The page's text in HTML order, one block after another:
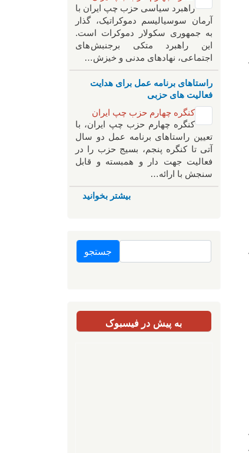
راهبرد سياسی حزب چپ ایران با
آرمان سوسیالیسم دموکراتیک، گذار
به جمهوری سکولار دموکرات است.
این راهبرد متکی برجنبش های
اجتماعی، نهادهای مدنی و خیزش‌…
راستاهای برنامه عمل برای هدایت
فعالیت های حزبی
کنگره چهارم حزب چپ ایران
کنگره چهارم حزب چپ ایران، با
تعیین راستاهای برنامه عمل دو سال
آتی تا کنگره پنجم، بسیج حزب را در
فعالیت جهت دار و همبسته و قابل
سنجش با ارائه…
بیشتر بخوانید
جستجو
به پیش در فیسبوک